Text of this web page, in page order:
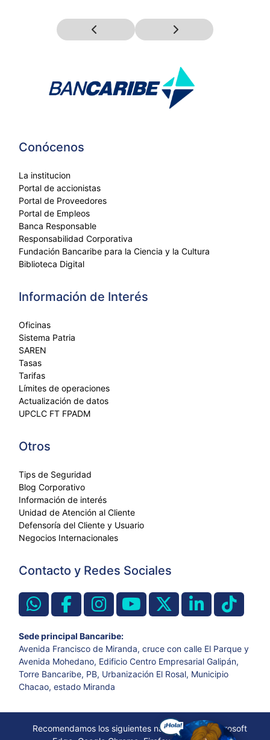
Conócenos
La institucion
Portal de accionistas
Portal de Proveedores
Portal de Empleos
Banca Responsable
Responsabilidad Corporativa
Fundación Bancaribe para la Ciencia y la Cultura
Biblioteca Digital
Información de Interés
Oficinas
Sistema Patria
SAREN
Tasas
Tarifas
Límites de operaciones
Actualización de datos
UPCLC FT FPADM
Otros
Tips de Seguridad
Blog Corporativo
Información de interés
Unidad de Atención al Cliente
Defensoría del Cliente y Usuario
Negocios Internacionales
Contacto y Redes Sociales
Sede principal Bancaribe:
Avenida Francisco de Miranda, cruce con calle El Parque y
Avenida Mohedano, Edificio Centro Empresarial Galipán,
Torre Bancaribe, PB, Urbanización El Rosal, Municipio
Chacao, estado Miranda
Recomendamos los siguientes navegadores: Microsoft